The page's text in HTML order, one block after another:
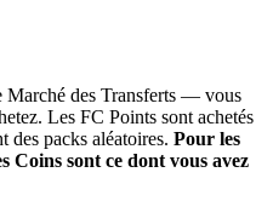
Marché des Transferts — vous
Les FC Points sont achetés
des packs aléatoires. Pour les
Coins sont ce dont vous avez